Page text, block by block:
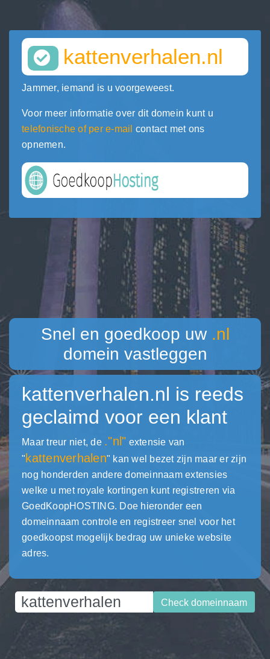
kattenverhalen.nl
Jammer, iemand is u voorgeweest.
Voor meer informatie over dit domein kunt u
telefonische of per e-mail contact met ons
opnemen.
Snel en goedkoop uw .nl
domein vastleggen
kattenverhalen.nl is reeds
geclaimd voor een klant
Maar treur niet, de ."nl" extensie van
" kattenverhalen" kan wel bezet zijn maar er zijn
nog honderden andere domeinnaam extensies
welke u met royale kortingen kunt registreren via
GoedKoopHOSTING. Doe hieronder een
domeinnaam controle en registreer snel voor het
goedkoopst mogelijk bedrag uw unieke website
adres.
Check domeinnaam